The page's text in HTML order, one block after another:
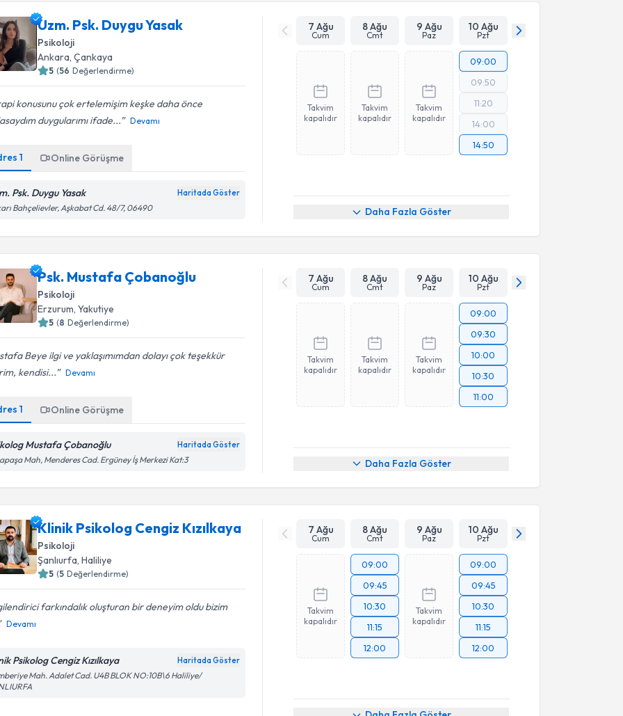
Uzm. Psk. Duygu Yasak
Psikoloji
Ankara,Çankaya
5 (56 Değerlendirme)
konusunu çok ertelemişim keşke daha önce
duygularımı ifade...
Devamı
1 Online Görüşme
Psk. Duygu Yasak Haritada Göster
Bahçelievler, Aşkabat Cd. 48/7, 06490
7 Ağu
Cum
8 Ağu
Cmt
9 Ağu
Paz
10 Ağu
Pzt
Takvim
kapalıdır
Takvim
kapalıdır
Takvim
kapalıdır
09:00
09:50
11:20
14:00
14:50
Daha Fazla Göster
Psk. Mustafa Çobanoğlu
Psikoloji
Erzurum ,Yakutiye
5 (8 Değerlendirme)
Beye ilgi ve yaklaşımımdan dolayı çok teşekkür
kendisi...
Devamı
1 Online Görüşme
Mustafa Çobanoğlu Haritada Göster
Mah, Menderes Cad. Ergüney İş Merkezi Kat:3
7 Ağu
Cum
8 Ağu
Cmt
9 Ağu
Paz
10 Ağu
Pzt
Takvim
kapalıdır
Takvim
kapalıdır
Takvim
kapalıdır
09:00
09:30
10:00
10:30
11:00
Daha Fazla Göster
Klinik Psikolog Cengiz Kızılkaya
Psikoloji
Şanlıurfa,Haliliye
5 (5 Değerlendirme)
farkındalık oluşturan bir deneyim oldu bizim
Devamı
Psikolog Cengiz Kızılkaya Haritada Göster
Mah. Adalet Cad. U4B BLOK NO:10B\6 Haliliye/
7 Ağu
Cum
8 Ağu
Cmt
9 Ağu
Paz
10 Ağu
Pzt
Takvim
kapalıdır
09:00
09:45
10:30
11:15
12:00
Takvim
kapalıdır
09:00
09:45
10:30
11:15
12:00